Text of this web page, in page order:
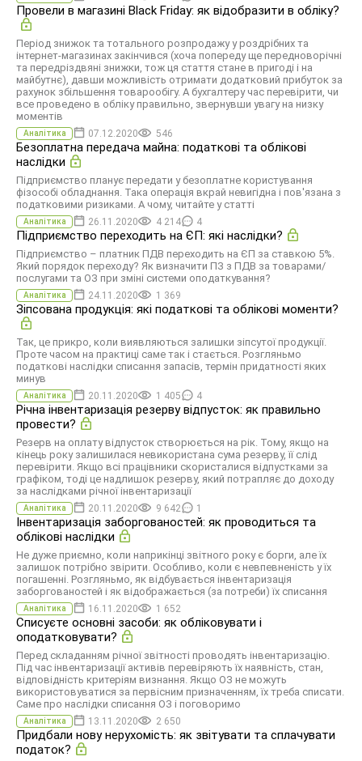
Провели в магазині Black Friday: як відобразити в обліку?
Період знижок та тотального розпродажу у роздрібних та
інтернет-магазинах закінчився (хоча попереду ще передноворічні
та передріздвяні знижки, тож ця стаття стане в пригоді і на
майбутнє), давши можливість отримати додатковий прибуток за
рахунок збільшення товарообігу. А бухгалтеру час перевірити, чи
все проведено в обліку правильно, звернувши увагу на низку
моментів
Аналітика 07.12.2020 546
Безоплатна передача майна: податкові та облікові
наслідки
Підприємство планує передати у безоплатне користування
фізособі обладнання. Така операція вкрай невигідна і пов'язана з
податковими ризиками. А чому, читайте у статті
Аналітика 26.11.2020 4 214 4
Підприємство переходить на ЄП: які наслідки?
Підприємство – платник ПДВ переходить на ЄП за ставкою 5%.
Який порядок переходу? Як визначити ПЗ з ПДВ за товарами/
послугами та ОЗ при зміні системи оподаткування?
Аналітика 24.11.2020 1 369
Зіпсована продукція: які податкові та облікові моменти?
Так, це прикро, коли виявляються залишки зіпсутої продукції.
Проте часом на практиці саме так і стається. Розгляньмо
податкові наслідки списання запасів, термін придатності яких
минув
Аналітика 20.11.2020 1 405 4
Річна інвентаризація резерву відпусток: як правильно
провести?
Резерв на оплату відпусток створюється на рік. Тому, якщо на
кінець року залишилася невикористана сума резерву, її слід
перевірити. Якщо всі працівники скористалися відпустками за
графіком, тоді це надлишок резерву, який потрапляє до доходу
за наслідками річної інвентаризації
Аналітика 20.11.2020 9 642 1
Інвентаризація заборгованостей: як проводиться та
облікові наслідки
Не дуже приємно, коли наприкінці звітного року є борги, але їх
залишок потрібно звірити. Особливо, коли є невпевненість у їх
погашенні. Розгляньмо, як відбувається інвентаризація
заборгованостей і як відображається (за потреби) їх списання
Аналітика 16.11.2020 1 652
Списуєте основні засоби: як обліковувати і
оподатковувати?
Перед складанням річної звітності проводять інвентаризацію.
Під час інвентаризації активів перевіряють їх наявність, стан,
відповідність критеріям визнання. Якщо ОЗ не можуть
використовуватися за первісним призначенням, їх треба списати.
Саме про наслідки списання ОЗ і поговоримо
Аналітика 13.11.2020 2 650
Придбали нову нерухомість: як звітувати та сплачувати
податок?